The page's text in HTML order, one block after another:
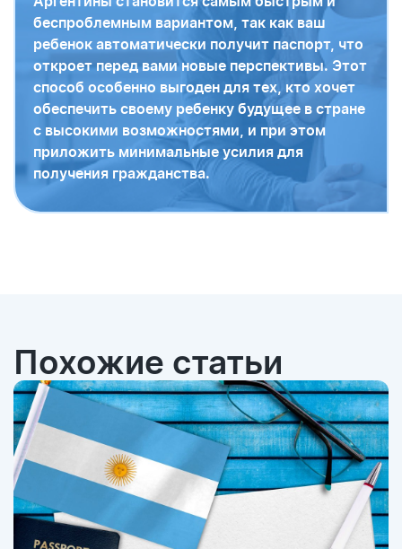
беспроблемным вариантом, так как ваш
ребенок автоматически получит паспорт, что
откроет перед вами новые перспективы. Этот
способ особенно выгоден для тех, кто хочет
обеспечить своему ребенку будущее в стране
с высокими возможностями, и при этом
приложить минимальные усилия для
получения гражданства.
Похожие статьи